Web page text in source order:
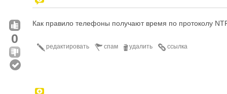
0
Как правило телефоны получают время по протоколу
ссылка
удалить
спам
редактировать